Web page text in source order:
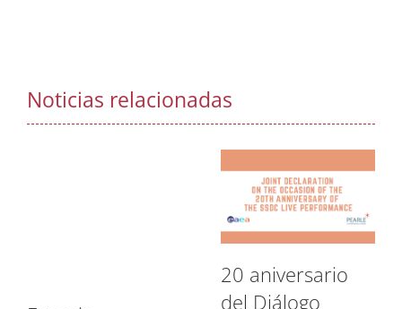
Noticias relacionadas
20 aniversario
del Diálogo